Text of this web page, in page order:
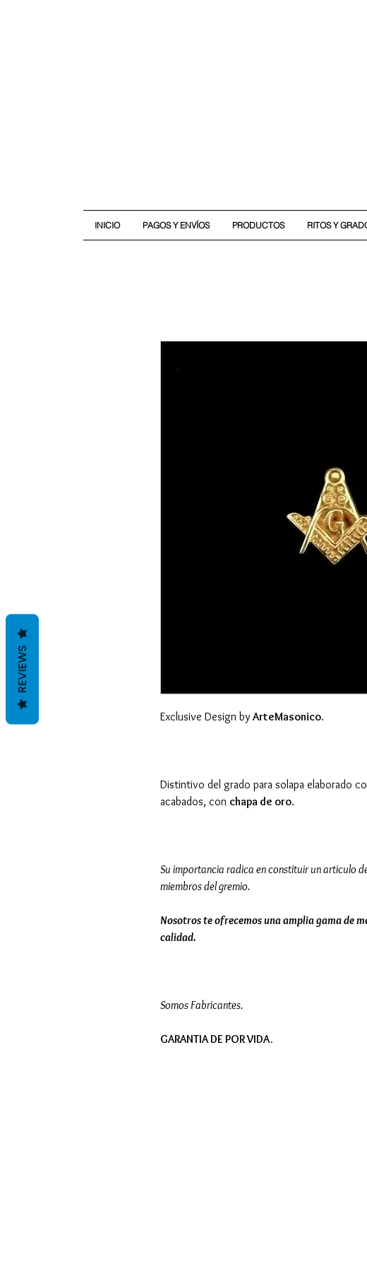
INICIO PAGOS Y ENVÍOS PRODUCTOS RITOS Y
Exclusive Design by ArteMasonico.
Distintivo del grado para solapa elaborado
acabados, con chapa de oro.
Su importancia radica en constituir un articulo
miembros del gremio.
Nosotros te ofrecemos una amplia gama de
calidad.
Somos Fabricantes.
GARANTIA DE POR VIDA.
REVIEWS